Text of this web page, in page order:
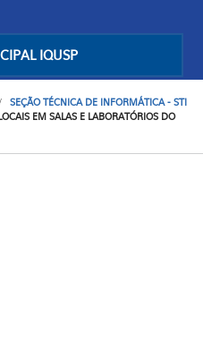
IQUSP
SEÇÃO TÉCNICA DE INFORMÁTICA - STI
EM SALAS E LABORATÓRIOS DO